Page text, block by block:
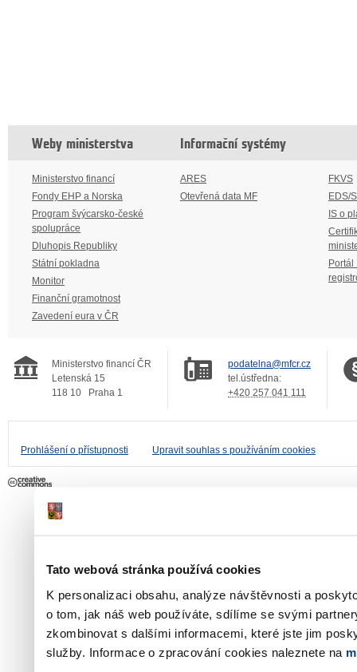
Tato webová stránka používá cookies
K personalizaci obsahu, analýze návštěvnosti a
o tom, jak náš web používáte, sdílíme se svými
zkombinovat s dalšími informacemi, které jste jim
služby. Informace o zpracování cookies naleznete na
Weby ministerstva
Ministerstvo financí
Fondy EHP a Norska
Program švýcarsko-české
spolupráce
Dluhopis Republiky
Státní pokladna
Monitor
Finanční gramotnost
Zavedení eura v ČR
Informační systémy
ARES
Otevřená data MF
FKVS
EDS/
IS o
Portál
Ministerstvo financí ČR
Letenská 15
118 10
Praha 1
podatelna@mfcr.cz
tel.ústředna:
+420 257 041 111
Prohlášení o přístupnosti Upravit souhlas s používáním cookies